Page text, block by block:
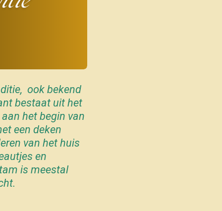
ook bekend
bestaat uit het
het begin van
een deken
van het huis
en
is meestal